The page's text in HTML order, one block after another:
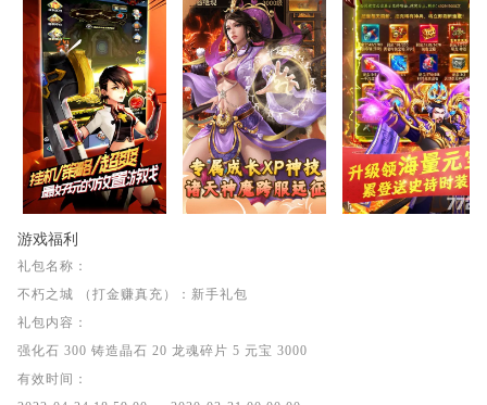
游戏福利
礼包名称：
不朽之城 （打金赚真充）：新手礼包
礼包内容：
强化石 300 铸造晶石 20 龙魂碎片 5 元宝 3000
有效时间：